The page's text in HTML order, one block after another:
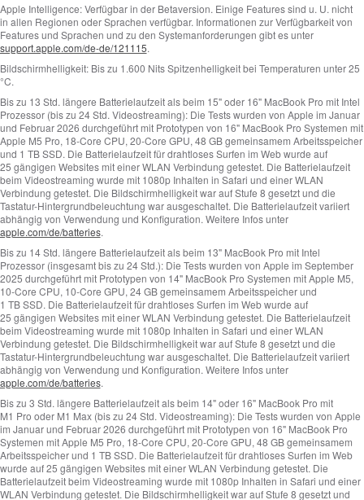
Apple Intelligence:Verfügbar in der Betaversion. Einige Features sind u. U. nicht
in allen Regionen oder Sprachen verfügbar. Informationen zur Verfügbarkeit von
Features und Sprachen und zu den Systemanforderungen gibt es unter
support.apple.com/de-de/121115.
Bildschirmhelligkeit: Bis zu 1.600 Nits Spitzenhelligkeit bei Temperaturen unter 25
°C.
Bis zu 13 Std. längere Batterielaufzeit als beim 15" oder 16" MacBook Pro mit Intel
Prozessor (bis zu 24 Std. Video­streaming):Die Tests wurden von Apple im Januar
und Februar 2026 durchgeführt mit Prototypen von 16" MacBook Pro Systemen mit
Apple M5 Pro, 18‑Core CPU, 20‑Core GPU, 48 GB gemeinsamem Arbeitsspeicher
und 1 TB SSD. Die Batterielaufzeit für drahtloses Surfen im Web wurde auf
25 gängigen Websites mit einer WLAN Verbindung getestet. Die Batterielaufzeit
beim Videostreaming wurde mit 1080p Inhalten in Safari und einer WLAN
Verbindung getestet. Die Bildschirmhelligkeit war auf Stufe 8 gesetzt und die
Tastatur-Hintergrund­beleuchtung war ausgeschaltet. Die Batterielaufzeit variiert
abhängig von Verwendung und Konfiguration. Weitere Infos unter
apple.com/de/batteries.
Bis zu 14 Std. längere Batterielaufzeit als beim 13" MacBook Pro mit Intel
Prozessor (insgesamt bis zu 24 Std.):Die Tests wurden von Apple im September
2025 durchgeführt mit Prototypen von 14" MacBook Pro Systemen mit Apple M5,
10‑Core CPU, 10‑Core GPU, 24 GB gemeinsamem Arbeitsspeicher und
1 TB SSD. Die Batterielaufzeit für drahtloses Surfen im Web wurde auf
25 gängigen Websites mit einer WLAN Verbindung getestet. Die Batterielaufzeit
beim Videostreaming wurde mit 1080p Inhalten in Safari und einer WLAN
Verbindung getestet. Die Bildschirmhelligkeit war auf Stufe 8 gesetzt und die
Tastatur-Hintergrund­beleuchtung war ausgeschaltet. Die Batterielaufzeit variiert
abhängig von Verwendung und Konfiguration. Weitere Infos unter
apple.com/de/batteries.
Bis zu 3 Std. längere Batterielaufzeit als beim 14" oder 16" MacBook Pro mit
M1 Pro oder M1 Max (bis zu 24 Std. Video­streaming): Die Tests wurden von Apple
im Januar und Februar 2026 durchgeführt mit Prototypen von 16" MacBook Pro
Systemen mit Apple M5 Pro, 18‑Core CPU, 20‑Core GPU, 48 GB gemeinsamem
Arbeitsspeicher und 1 TB SSD. Die Batterielaufzeit für drahtloses Surfen im Web
wurde auf 25 gängigen Websites mit einer WLAN Verbindung getestet. Die
Batterielaufzeit beim Videostreaming wurde mit 1080p Inhalten in Safari und einer
WLAN Verbindung getestet. Die Bildschirmhelligkeit war auf Stufe 8 gesetzt und